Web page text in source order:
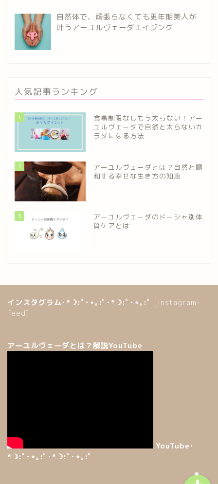
自然体で、頑張らなくても更年期美人が
叶うアーユルヴェーダエイジング
人気記事ランキング
1
食事制限なしもう太らない！アー
ユルヴェーダで自然と太らないカ
ラダになる方法
2
アーユルヴェーダとは？自然と調
和する幸せな生き方の知恵
3
アーユルヴェーダのドーシャ別体
質ケアとは
インスタグラム･*☽:ﾟ･⋆｡:ﾟ･*☽:ﾟ･⋆｡:ﾟ [instagram-
feed]
アーユルヴェーダとは？解説YouTube
YouTube･
*☽:ﾟ･⋆｡:ﾟ･*☽:ﾟ･⋆｡:ﾟ
ホーム